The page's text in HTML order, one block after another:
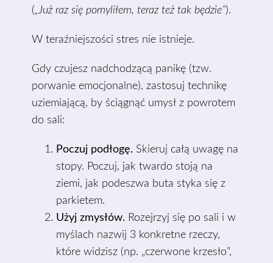
(„Już raz się pomyliłem, teraz też tak będzie”).
W teraźniejszości stres nie istnieje.
Gdy czujesz nadchodzącą panikę (tzw.
porwanie emocjonalne), zastosuj technikę
uziemiającą, by ściągnąć umysł z powrotem
do sali:
Poczuj podłogę. Skieruj całą uwagę na
stopy. Poczuj, jak twardo stoją na
ziemi, jak podeszwa buta styka się z
parkietem.
Użyj zmysłów. Rozejrzyj się po sali i w
myślach nazwij 3 konkretne rzeczy,
które widzisz (np. „czerwone krzesło”,